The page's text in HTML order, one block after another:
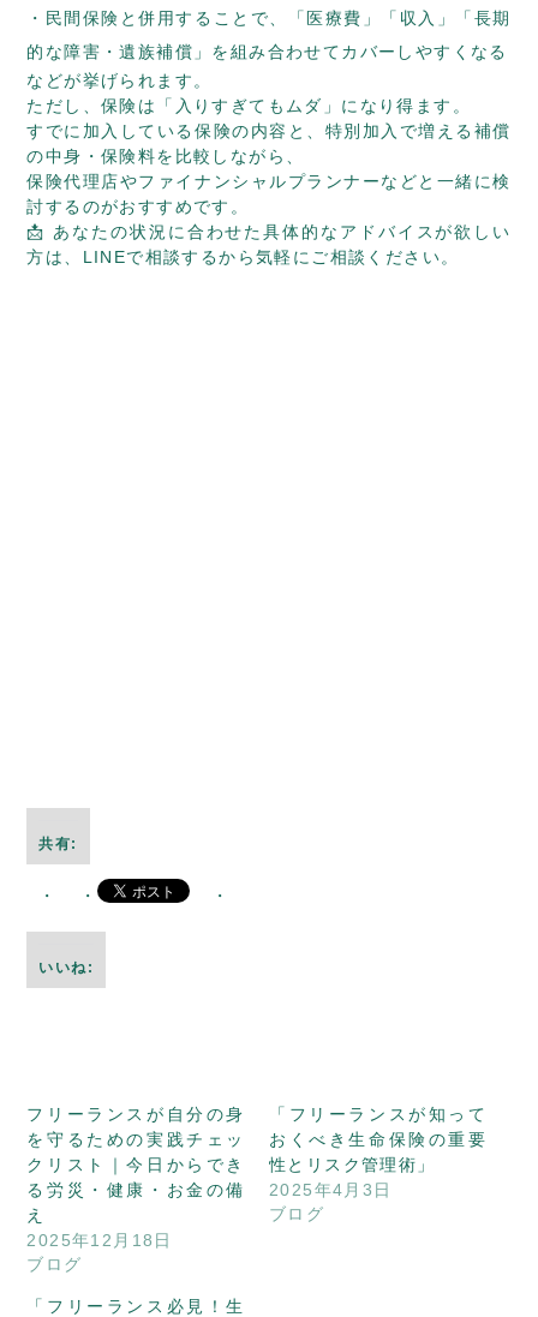
民間保険と併用することで、「医療費」「収入」「長期
的な障害・遺族補償」を組み合わせてカバーしやすくなる
などが挙げられます。
ただし、保険は「入りすぎてもムダ」になり得ます。
すでに加入している保険の内容と、特別加入で増える補償
の中身・保険料を比較しながら、
保険代理店やファイナンシャルプランナーなどと一緒に検
討するのがおすすめです。
📩 あなたの状況に合わせた具体的なアドバイスが欲しい
方は、 LINEで相談するから気軽にご相談ください。
共有:
いいね:
フリーランスが自分の身
を守るための実践チェッ
クリスト｜今日からでき
る労災・健康・お金の備
え
2025年12月18日
ブログ
「フリーランスが知って
おくべき生命保険の重要
性とリスク管理術」
2025年4月3日
ブログ
「フリーランス必見！生